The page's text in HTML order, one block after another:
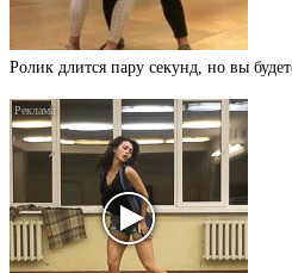
Ролик длится пару секунд, но вы